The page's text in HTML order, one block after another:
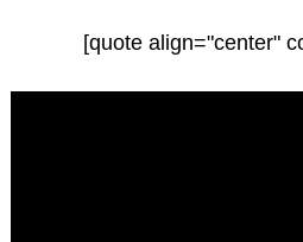
[quote align="center"